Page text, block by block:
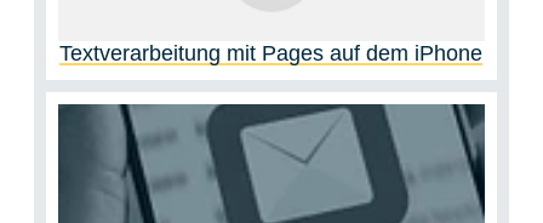
Textverarbeitung mit Pages auf dem iPhone